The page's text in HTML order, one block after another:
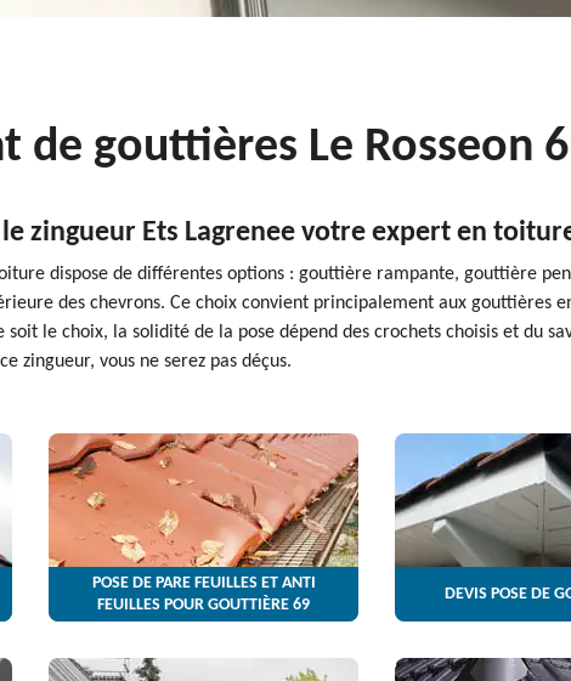
de gouttières Le Rosseon
zingueur Ets Lagrenee votre expert en
dispose de différentes options : gouttière rampante, gouttière
des chevrons. Ce choix convient principalement aux gouttières
le choix, la solidité de la pose dépend des crochets choisis et du
zingueur, vous ne serez pas déçus.
POSE DE PARE FEUILLES ET ANTI
FEUILLES POUR GOUTTIÈRE 69
DEVIS POSE DE